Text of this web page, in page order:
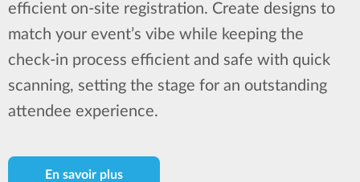
efficient on-site registration. Create designs to
match your event’s vibe while keeping the
check-in process efficient and safe with quick
scanning, setting the stage for an outstanding
attendee experience.
En savoir plus